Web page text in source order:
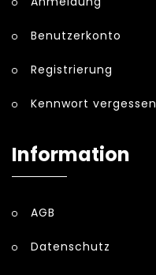
Benutzerkonto
Registrierung
Kennwort vergessen
Information
AGB
Datenschutz